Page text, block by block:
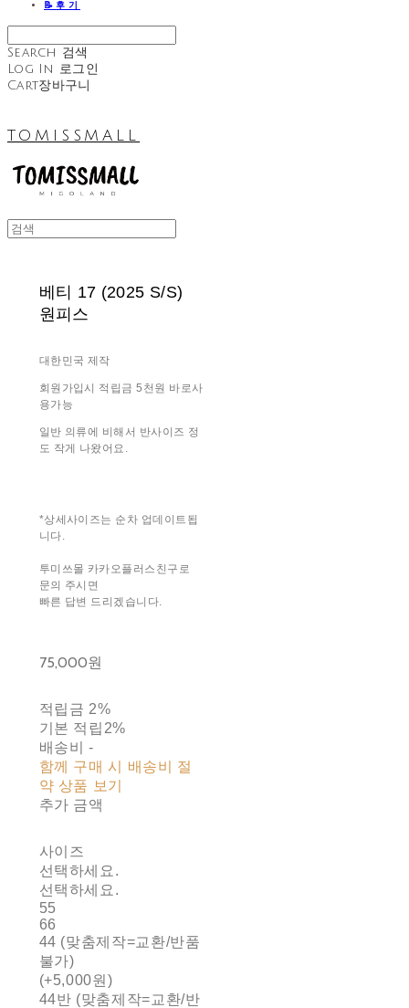
📝후기
Search 검색
Log In 로그인
Cart장바구니
TOMISSMALL
베티 17 (2025 S/S)
원피스
대한민국 제작
회원가입시 적립금 5천원 바로사
용가능
일반 의류에 비해서 반사이즈 정
도 작게 나왔어요.
*상세사이즈는 순차 업데이트됩
니다.
투미쓰몰 카카오플러스친구로
문의 주시면
빠른 답변 드리겠습니다.
75,000원
적립금 2%
기본 적립 2%
배송비-
함께 구매 시 배송비 절
약 상품 보기
추가 금액
사이즈
선택하세요.
선택하세요.
55
66
44 (맞춤제작=교환/반품
불가)
(+5,000원)
44반 (맞춤제작=교환/반